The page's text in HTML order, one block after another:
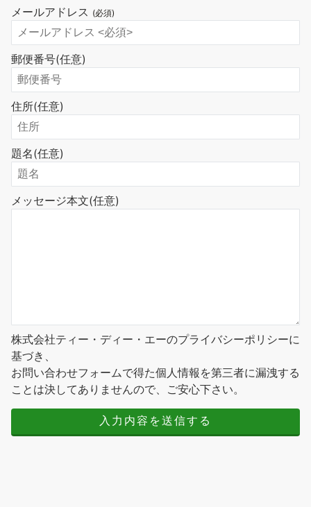
メールアドレス (必須)
郵便番号(任意)
住所(任意)
題名(任意)
メッセージ本文(任意)
株式会社ティー・ディー・エーのプライバシーポリシーに
基づき、
お問い合わせフォームで得た個人情報を第三者に漏洩する
ことは決してありませんので、ご安心下さい。